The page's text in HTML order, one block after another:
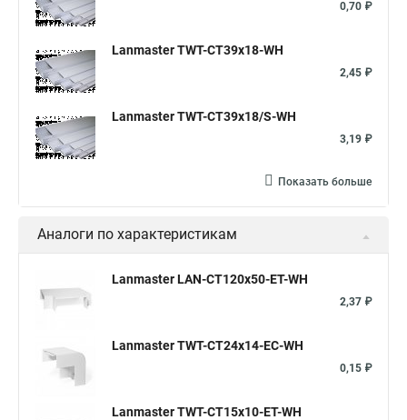
0,70 ₽
Lanmaster TWT-CT39x18-WH
2,45 ₽
Lanmaster TWT-CT39x18/S-WH
3,19 ₽
Показать больше
Аналоги по характеристикам
Lanmaster LAN-CT120x50-ET-WH
2,37 ₽
Lanmaster TWT-CT24x14-EC-WH
0,15 ₽
Lanmaster TWT-CT15x10-ET-WH